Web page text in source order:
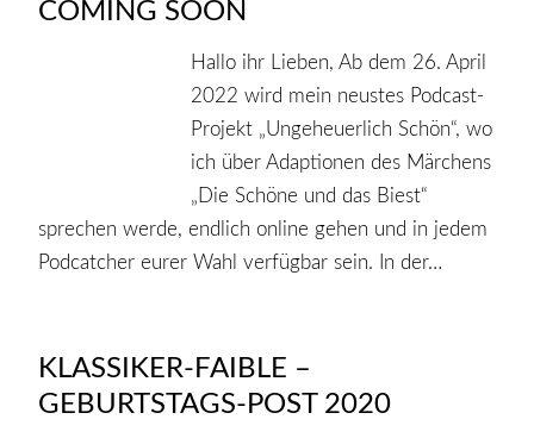
COMING SOON
Hallo ihr Lieben, Ab dem 26. April
2022 wird mein neustes Podcast-
Projekt „Ungeheuerlich Schön“, wo
ich über Adaptionen des Märchens
„Die Schöne und das Biest“
sprechen werde, endlich online gehen und in jedem
Podcatcher eurer Wahl verfügbar sein. In der…
KLASSIKER-FAIBLE –
GEBURTSTAGS-POST 2020